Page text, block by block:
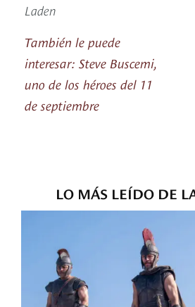
Laden
También le puede
interesar: Steve Buscemi,
uno de los héroes del 11
de septiembre
LO MÁS LEÍDO DE